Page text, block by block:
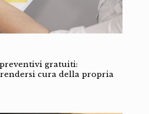
gratuiti:
cura della propria